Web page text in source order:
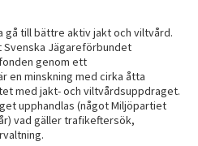
gå till bättre aktiv jakt och viltvård.
Jägareförbundet
genom ett
en minskning med cirka åtta
med jakt- och viltvårdsuppdraget.
upphandlas (något Miljöpartiet
vad gäller trafikeftersök,